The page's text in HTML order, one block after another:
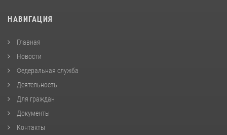
НАВИГАЦИЯ
Главная
Новости
Федеральная служба
Деятельность
Для граждан
Документы
Контакты